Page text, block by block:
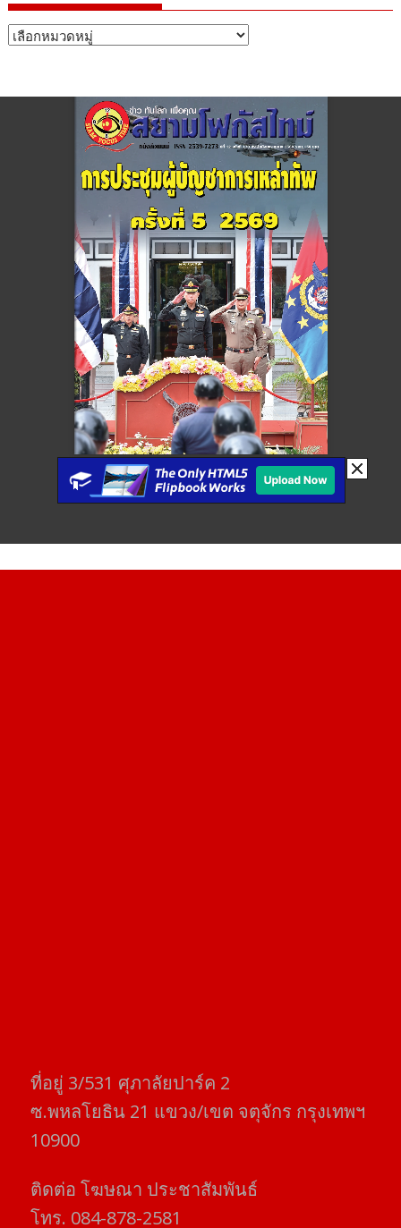
หมวด
ที่อยู่​ 3/531​ ศุภาลัยปาร์ค​ 2
ซ.พหลโยธิน​ 21​ แขวง/เขต​ จตุจักร​ กรุงเทพฯ
10900
ติดต่อ​ โฆษณา​ ประชาสัมพันธ์
โทร​. 084-878-2581